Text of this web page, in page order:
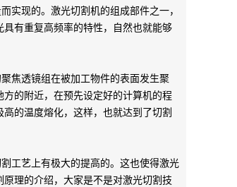
现的。激光切割机的组成部件之一，
有重复高频率的特性，自然也就能够
焦透镜组在被加工物件的表面发生聚
的附近，在预先设定好的计算机的程
的温度熔化，这样，也就达到了切割
工艺上有极大的提高的。这也使得激光
理的介绍，大家是不是对激光切割技